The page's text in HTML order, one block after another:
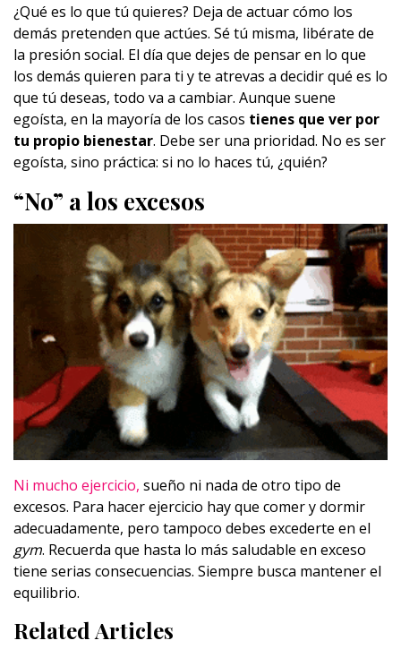
¿Qué es lo que tú quieres? Deja de actuar cómo los
demás pretenden que actúes. Sé tú misma, libérate de
la presión social. El día que dejes de pensar en lo que
los demás quieren para ti y te atrevas a decidir qué es lo
que tú deseas, todo va a cambiar. Aunque suene
egoísta, en la mayoría de los casos tienes que ver por
tu propio bienestar. Debe ser una prioridad. No es ser
egoísta, sino práctica: si no lo haces tú, ¿quién?
“No” a los excesos
Ni mucho ejercicio, sueño ni nada de otro tipo de
excesos. Para hacer ejercicio hay que comer y dormir
adecuadamente, pero tampoco debes excederte en el
gym. Recuerda que hasta lo más saludable en exceso
tiene serias consecuencias. Siempre busca mantener el
equilibrio.
Related Articles